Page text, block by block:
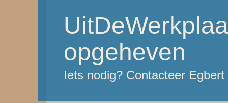
opgeheven
Iets nodig? Contacteer